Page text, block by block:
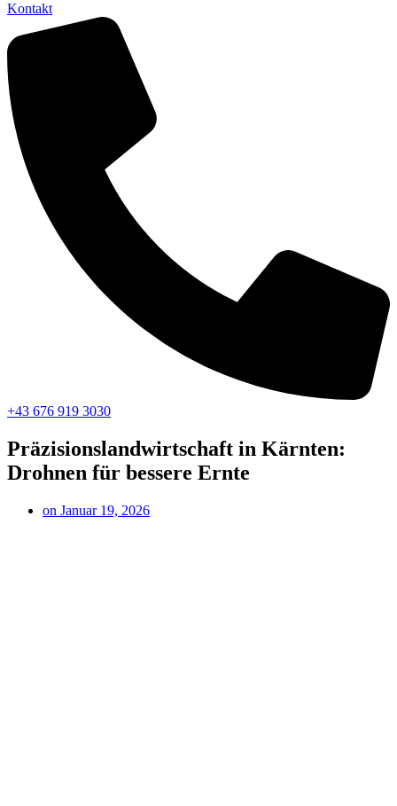
Kontakt
+43 676 919 3030
Präzisionslandwirtschaft in Kärnten:
Drohnen für bessere Ernte
on Januar 19, 2026